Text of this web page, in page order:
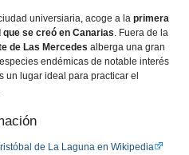
universiaria, acoge a la primera
se creó en Canarias. Fuera de la
de Las Mercedes alberga una gran
endémicas de notable interés
un lugar ideal para practicar el
de La Laguna en Wikipedia